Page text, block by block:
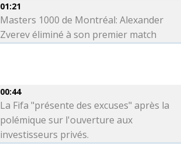
01:21
Masters 1000 de Montréal: Alexander
Zverev éliminé à son premier match
00:44
La Fifa "présente des excuses" après la
polémique sur l'ouverture aux
investisseurs privés.